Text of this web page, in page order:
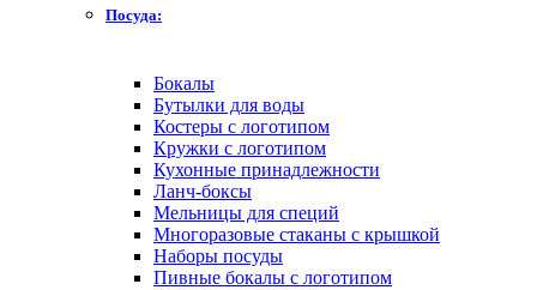
Посуда:
Бокалы
Бутылки для воды
Костеры с логотипом
Кружки с логотипом
Кухонные принадлежности
Ланч-боксы
Мельницы для специй
Многоразовые стаканы с крышкой
Наборы посуды
Пивные бокалы с логотипом